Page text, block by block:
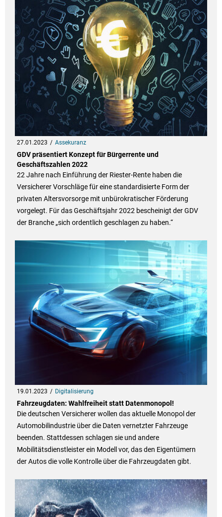
27.01.2023 Assekuranz
GDV präsentiert Konzept für Bürgerrente und
Geschäftszahlen 2022
22 Jahre nach Einführung der Riester-Rente haben die
Versicherer Vorschläge für eine standardisierte Form der
privaten Altersvorsorge mit unbürokratischer Förderung
vorgelegt. Für das Geschäftsjahr 2022 bescheinigt der GDV
der Branche „sich ordentlich geschlagen zu haben.“
19.01.2023 Digitalisierung
Fahrzeugdaten: Wahlfreiheit statt Datenmonopol!
Die deutschen Versicherer wollen das aktuelle Monopol der
Automobilindustrie über die Daten vernetzter Fahrzeuge
beenden. Stattdessen schlagen sie und andere
Mobilitätsdienstleister ein Modell vor, das den Eigentümern
der Autos die volle Kontrolle über die Fahrzeugdaten gibt.